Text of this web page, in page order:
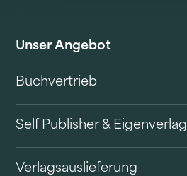
Unser Angebot
Buchvertrieb
Self Publisher & Eigenverlag
Verlagsauslieferung